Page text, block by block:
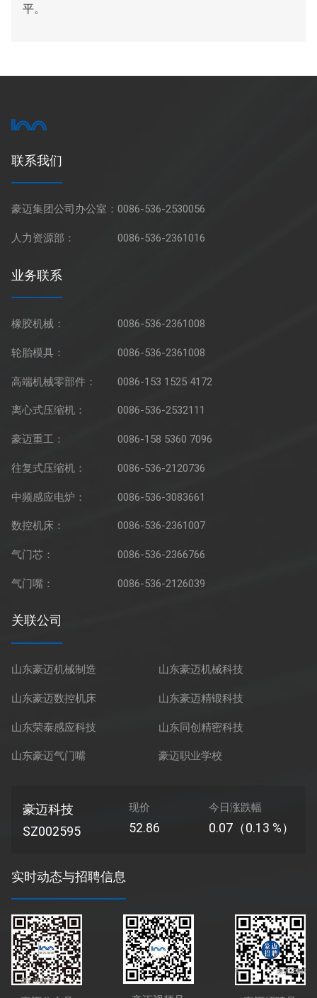
平。
联系我们
豪迈集团公司办公室：0086-536-2530056
人力资源部： 0086-536-2361016
业务联系
橡胶机械： 0086-536-2361008
轮胎模具： 0086-536-2361008
高端机械零部件： 0086-153 1525 4172
离心式压缩机： 0086-536-2532111
豪迈重工： 0086-158 5360 7096
往复式压缩机： 0086-536-2120736
中频感应电炉： 0086-536-3083661
数控机床： 0086-536-2361007
气门芯： 0086-536-2366766
气门嘴： 0086-536-2126039
关联公司
山东豪迈机械制造 山东豪迈机械科技
山东豪迈数控机床 山东豪迈精锻科技
山东荣泰感应科技 山东同创精密科技
山东豪迈气门嘴 豪迈职业学校
豪迈科技
SZ002595
现价
52.86
今日涨跌幅
0.07（0.13 %）
实时动态与招聘信息